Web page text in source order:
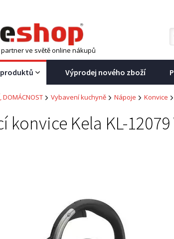
partner ve světě online nákupů
Výprodej nového zboží
DOMÁCNOST Vybavení kuchyně Nápoje Konvice
konvice Kela KL-